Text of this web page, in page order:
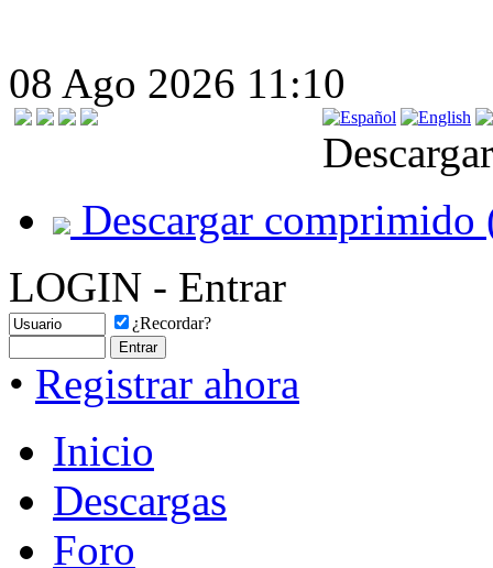
08 Ago 2026 11:10
Descargar comprimido
LOGIN - Entrar
¿Recordar?
• Registrar ahora
Inicio
Descargas
Foro